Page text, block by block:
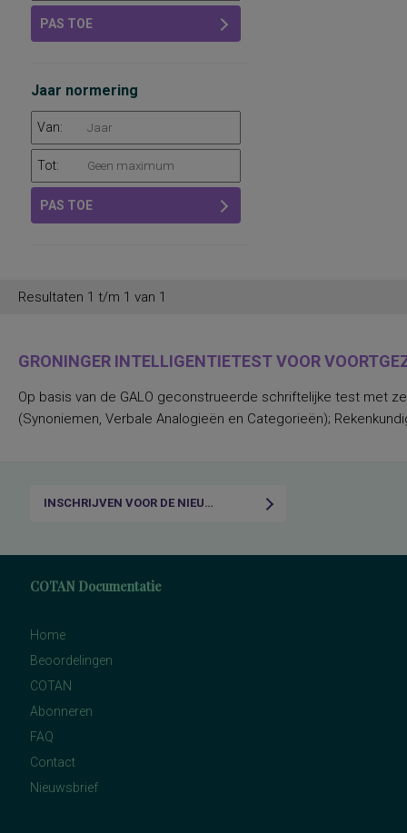
PAS TOE
Jaar normering
Van:
Tot:
PAS TOE
Resultaten 1 t/m 1 van 1
GRONINGER INTELLIGENTIETEST VOOR
Op basis van de GALO geconstrueerde schriftelijke test met
(Synoniemen, Verbale Analogieën en Categorieën);
INSCHRIJVEN VOOR DE NIEUWSBRIEF
COTAN Documentatie
Home
Beoordelingen
COTAN
Abonneren
FAQ
Contact
Nieuwsbrief